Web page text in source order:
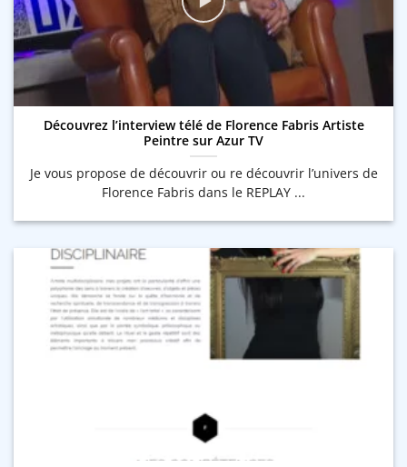
Découvrez l’interview télé de Florence Fabris Artiste
Peintre sur Azur TV
Je vous propose de découvrir ou re découvrir l’univers de
Florence Fabris dans le REPLAY ...